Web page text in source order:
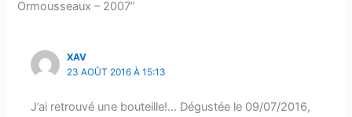
Ormousseaux – 2007”
XAV
23 AOÛT 2016 À 15:13
J’ai retrouvé une bouteille!… Dégustée le 09/07/2016,